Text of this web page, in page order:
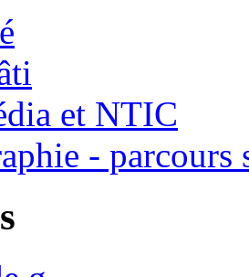
et NTIC
- parcours